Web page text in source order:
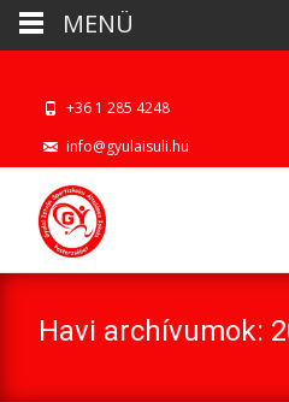
+36 1 285 4248
info@gyulaisuli.hu
Havi archívumok:
MENÜ